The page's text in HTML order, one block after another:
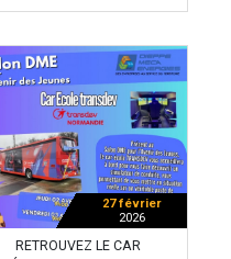
27 février
2026
RETROUVEZ LE CAR